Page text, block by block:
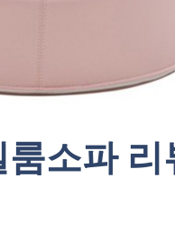
소파